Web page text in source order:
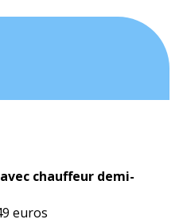
chauffeur demi-
euros